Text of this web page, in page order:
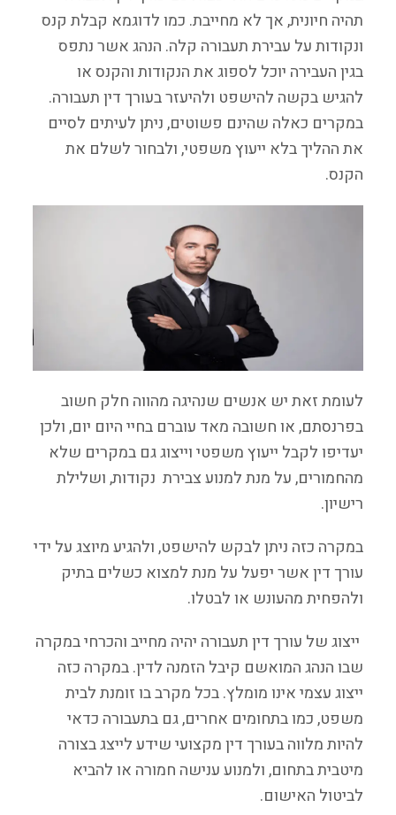
תהיה חיונית, אך לא מחייבת. כמו לדוגמא קבלת קנס
ונקודות על עבירת תעבורה קלה. הנהג אשר נתפס
בגין העבירה יוכל לספוג את הנקודות והקנס או
להגיש בקשה להישפט ולהיעזר בעורך דין תעבורה.
במקרים כאלה שהינם פשוטים, ניתן לעיתים לסיים
את ההליך בלא ייעוץ משפטי, ולבחור לשלם את
הקנס.
לעומת זאת יש אנשים שנהיגה מהווה חלק חשוב
בפרנסתם, או חשובה מאד עוברם בחיי היום יום, ולכן
יעדיפו לקבל ייעוץ משפטי וייצוג גם במקרים שלא
מהחמורים, על מנת למנוע צבירת נקודות, ושלילת
רישיון.
במקרה כזה ניתן לבקש להישפט, ולהגיע מיוצג על ידי
עורך דין אשר יפעל על מנת למצוא כשלים בתיק
ולהפחית מהעונש או לבטלו.
ייצוג של עורך דין תעבורה יהיה מחייב והכרחי במקרה
שבו הנהג המואשם קיבל הזמנה לדין. במקרה כזה
ייצוג עצמי אינו מומלץ. בכל מקרב בו זומנת לבית
משפט, כמו בתחומים אחרים, גם בתעבורה כדאי
להיות מלווה בעורך דין מקצועי שידע לייצג בצורה
מיטבית בתחום, ולמנוע ענישה חמורה או להביא
לביטול האישום.